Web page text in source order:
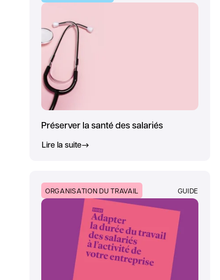
Préserver la santé des salariés
Lire la suite
ORGANISATION DU TRAVAIL GUIDE